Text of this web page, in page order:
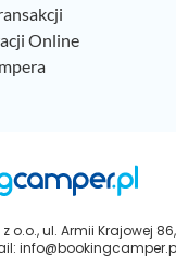
Online
o.o., ul. Armii Krajowej